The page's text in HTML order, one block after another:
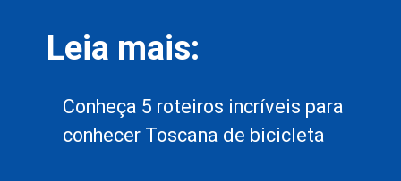
Leia mais:
Conheça 5 roteiros incríveis para
conhecer Toscana de bicicleta